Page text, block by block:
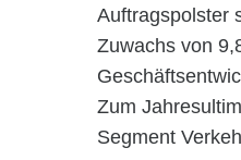
Auftragspolster
Zuwachs von
Zum
Segment